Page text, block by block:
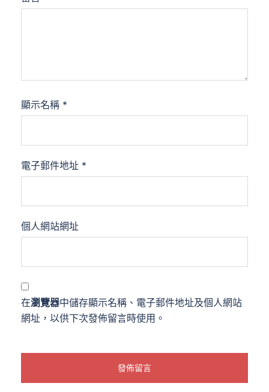
顯示名稱 *
電子郵件地址 *
個人網站網址
在瀏覽器中儲存顯示名稱、電子郵件地址及個人網站
網址，以供下次發佈留言時使用。